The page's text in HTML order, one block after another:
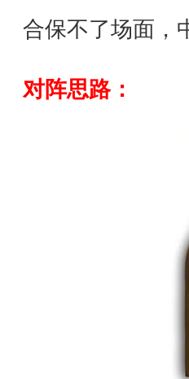
合保不了场面，
对阵思路：